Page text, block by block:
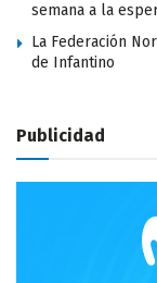
semana a la
La Federación
de Infantino
Publicidad